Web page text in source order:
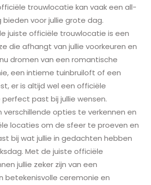
trouwlocatie kan vaak een all-
voor jullie grote dag.
juiste officiële trouwlocatie is een
die afhangt van jullie voorkeuren en
dromen van een romantische
een intieme tuinbruiloft of een
er is altijd wel een officiële
past bij jullie wensen.
verschillende opties te verkennen en
locaties om de sfeer te proeven en
bij wat jullie in gedachten hebben
Met de juiste officiële
jullie zeker zijn van een
betekenisvolle ceremonie en